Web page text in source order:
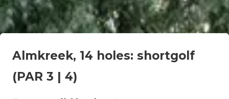
Almkreek, 14 holes: shortgolf
(PAR 3 | 4)